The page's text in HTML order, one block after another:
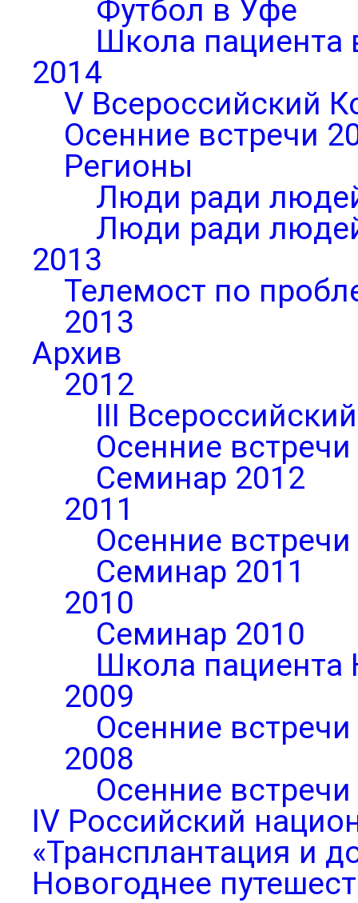
Футбол в Уфе
Школа пациента
2014
V Всероссийский
Осенние встречи
Регионы
Люди ради
Люди ради
2013
Телемост по
2013
Архив
2012
III
Осенние
Семинар 2012
2011
Осенние
Семинар 2011
2010
Семинар 2010
Школа пациента
2009
Осенние
2008
Осенние
IV Российский
«Трансплантация и
Новогоднее